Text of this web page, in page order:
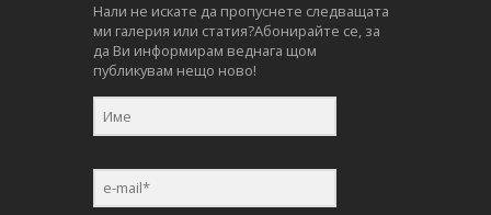
Нали не искате да пропуснете следващата
ми галерия или статия?Абонирайте се, за
да Ви информирам веднага щом
публикувам нещо ново!